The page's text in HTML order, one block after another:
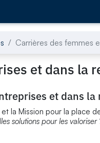
Carrières des femmes
et dans la
et dans
la Mission pour la place
solutions pour les valoriser